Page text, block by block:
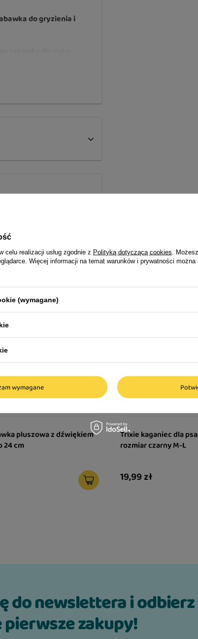
do gryzienia i
podczas
aktywności z
i aktywności
ras, które lubią
zabawka do
czworonoga
pluszowa z dźwiękiem
24 cm
Trixie kaganiec dla
rozmiar czarny M-L
19,99 zł
do newslettera i
pierwsze zakupy!
celu realizacji usług zgodnie z Polityką dotyczącą cookies .
Więcej informacji na temat warunków i prywatności
(wymagane)
wymagane